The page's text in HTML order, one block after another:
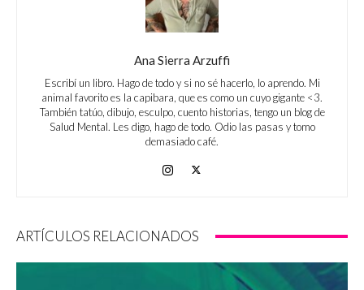
Ana Sierra Arzuffi
Escribí un libro. Hago de todo y si no sé hacerlo, lo aprendo. Mi
animal favorito es la capibara, que es como un cuyo gigante <3.
También tatúo, dibujo, esculpo, cuento historias, tengo un blog de
Salud Mental. Les digo, hago de todo. Odio las pasas y tomo
demasiado café.
ARTÍCULOS RELACIONADOS